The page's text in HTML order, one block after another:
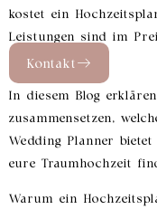
kostet ein
Leistungen sind im
Kontakt
In diesem Blog
zusammensetzen,
Wedding Planner
eure Traumhochzeit
Warum ein